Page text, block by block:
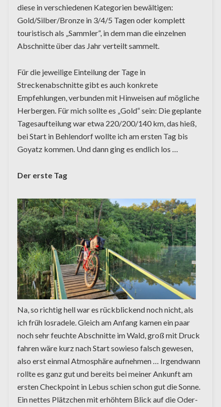
diese in verschiedenen Kategorien bewältigen:
Gold/Silber/Bronze in 3/4/5 Tagen oder komplett
touristisch als „Sammler“, in dem man die einzelnen
Abschnitte über das Jahr verteilt sammelt.
Für die jeweilige Einteilung der Tage in
Streckenabschnitte gibt es auch konkrete
Empfehlungen, verbunden mit Hinweisen auf mögliche
Herbergen. Für mich sollte es „Gold“ sein: Die geplante
Tagesaufteilung war etwa 220/200/140 km, das hieß,
bei Start in Behlendorf wollte ich am ersten Tag bis
Goyatz kommen. Und dann ging es endlich los …
Der erste Tag
Na, so richtig hell war es rückblickend noch nicht, als
ich früh losradele. Gleich am Anfang kamen ein paar
noch sehr feuchte Abschnitte im Wald, groß mit Druck
fahren wäre kurz nach Start sowieso falsch gewesen,
also erst einmal Atmosphäre aufnehmen … Irgendwann
rollte es ganz gut und bereits bei meiner Ankunft am
ersten Checkpoint in Lebus schien schon gut die Sonne.
Ein nettes Plätzchen mit erhöhtem Blick auf die Oder-